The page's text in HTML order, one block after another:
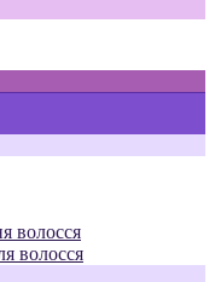
волосся
волосся